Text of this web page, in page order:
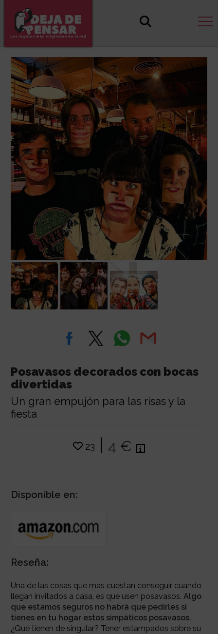
Los regalos más originales de la red
Posavasos decorados con bocas
divertidas
Un gran empujón para las risas y la
fiesta
23 | 4 €
Disponible en:
Reseña:
Una de las cosas que más cuestan conseguir cuando
llegan invitados a casa, es que usen posavasos. Algo
que estamos seguros no habrá que pedirles si
tienes en tu hogar estos simpáticos posavasos.
¿Qué tienen de singular? Tener estampados sobre su